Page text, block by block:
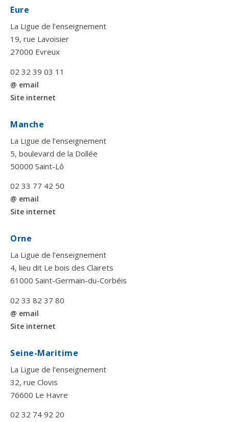
Eure
La Ligue de l’enseignement
19, rue Lavoisier
27000 Evreux
02 32 39 03 11
@ email
Site internet
Manche
La Ligue de l’enseignement
5, boulevard de la Dollée
50000 Saint-Lô
02 33 77 42 50
@ email
Site internet
Orne
La Ligue de l’enseignement
4, lieu dit Le bois des Clairets
61000 Saint-Germain-du-Corbéis
02 33 82 37 80
@ email
Site internet
Seine-Maritime
La Ligue de l’enseignement
32, rue Clovis
76600 Le Havre
02 32 74 92 20